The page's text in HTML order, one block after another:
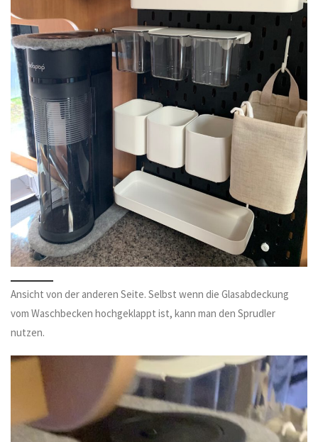
Ansicht von der anderen Seite. Selbst wenn die Glasabdeckung
vom Waschbecken hochgeklappt ist, kann man den Sprudler
nutzen.